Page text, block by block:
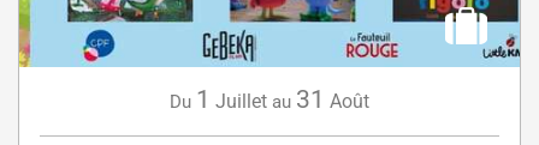
Du 1 Juillet au 31 Août